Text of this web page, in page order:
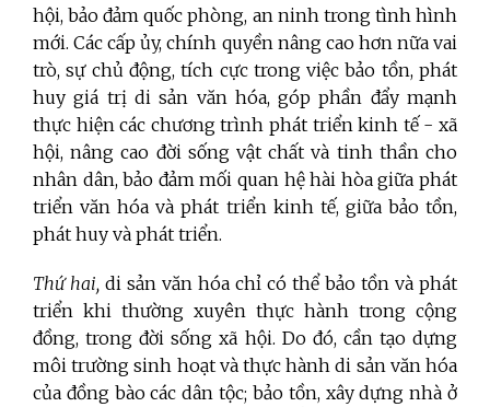
hội, bảo đảm quốc phòng, an ninh trong tình hình
mới. Các cấp ủy, chính quyền nâng cao hơn nữa vai
trò, sự chủ động, tích cực trong việc bảo tồn, phát
huy giá trị di sản văn hóa, góp phần đẩy mạnh
thực hiện các chương trình phát triển kinh tế - xã
hội, nâng cao đời sống vật chất và tinh thần cho
nhân dân, bảo đảm mối quan hệ hài hòa giữa phát
triển văn hóa và phát triển kinh tế, giữa bảo tồn,
phát huy và phát triển.
Thứ hai, di sản văn hóa chỉ có thể bảo tồn và phát
triển khi thường xuyên thực hành trong cộng
đồng, trong đời sống xã hội. Do đó, cần tạo dựng
môi trường sinh hoạt và thực hành di sản văn hóa
của đồng bào các dân tộc; bảo tồn, xây dựng nhà ở